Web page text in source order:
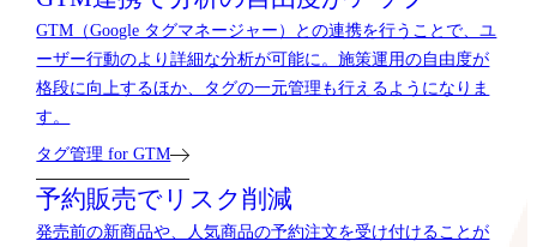
GTM（Google タグマネージャー）との連携を行うことで、ユ
ーザー行動のより詳細な分析が可能に。施策運用の自由度が
格段に向上するほか、タグの一元管理も行えるようになりま
す。
タグ管理 for GTM
予約販売でリスク削減
発売前の新商品や、人気商品の予約注文を受け付けることが